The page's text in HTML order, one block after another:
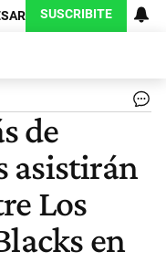
SUSCRIBITE
de
asistirán
Los
en